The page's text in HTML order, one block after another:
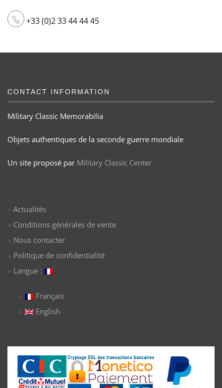
+33 (0)2 33 44 44 45
CONTACT INFORMATION
Military Classic Memorabilia
Objets authentiques de la seconde guerre mondiale
Un site proposé par Military Classic Center
Actualités
Conditions générales de vente
Nous contacter
Politique de confidentialité
Langue :
Français
English